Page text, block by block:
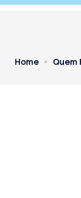
Home Quem